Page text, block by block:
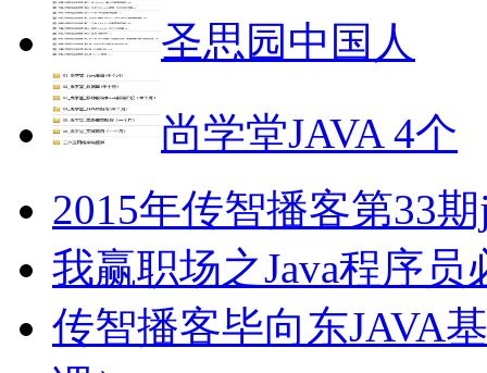
圣思园中国人
尚学堂JAVA 4个
2015年传智播客第33
我赢职场之Java程序
传智播客毕向东JAVA